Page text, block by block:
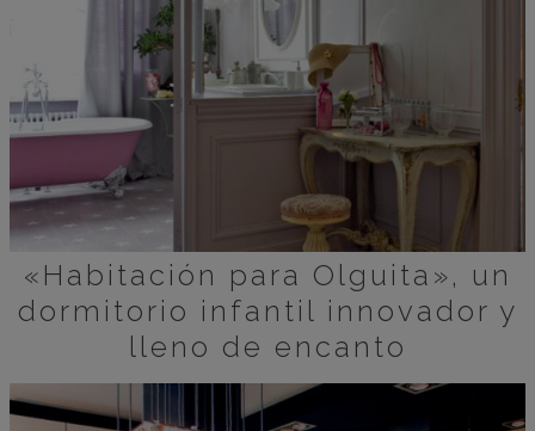
«Habitación para Olguita», un
dormitorio infantil innovador y
lleno de encanto